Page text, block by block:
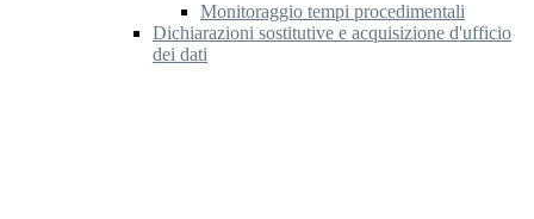
Monitoraggio tempi procedimentali
Dichiarazioni sostitutive e acquisizione d'ufficio
dei dati